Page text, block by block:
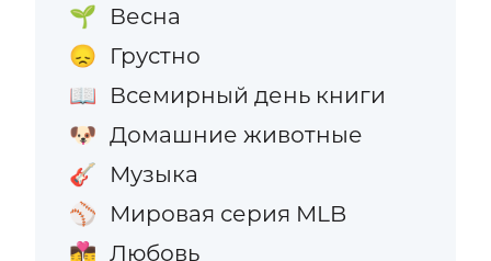
🌱 Весна
😞 Грустно
📖 Всемирный день книги
🐶 Домашние животные
🎸 Музыка
⚾ Мировая серия MLB
👩‍❤️‍💋‍👨 Любовь